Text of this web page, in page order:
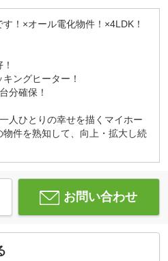
！×オール電化物件！×4LDK！
ングヒーター！
分確保！
人ひとりの幸せを描くマイホー
件を熟知して、向上・拡大し続
お問い合わせ